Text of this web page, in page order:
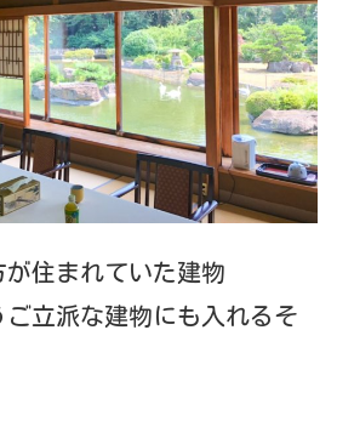
が住まれていた建物
ご立派な建物にも入れるそ